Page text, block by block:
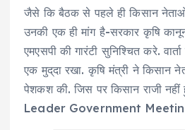
जैसे कि बैठक से पहले ही किसान नेताओं
उनकी एक ही मांग है-सरकार कृषि
एमएसपी की गारंटी सुनिश्चित करे.
एक मुद्​दा रखा. कृषि मंत्री ने किसान
पेशकश की. जिस पर किसान राजी
Leader Government